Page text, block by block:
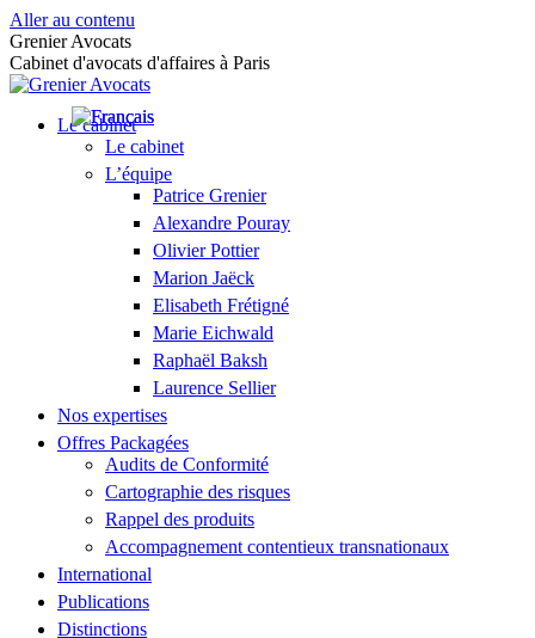
Aller au contenu
Grenier Avocats
Cabinet d'avocats d'affaires à Paris
Le cabinet
Le cabinet
L’équipe
Patrice Grenier
Alexandre Pouray
Olivier Pottier
Marion Jaëck
Elisabeth Frétigné
Marie Eichwald
Raphaël Baksh
Laurence Sellier
Nos expertises
Offres Packagées
Audits de Conformité
Cartographie des risques
Rappel des produits
Accompagnement contentieux transnationaux
International
Publications
Distinctions